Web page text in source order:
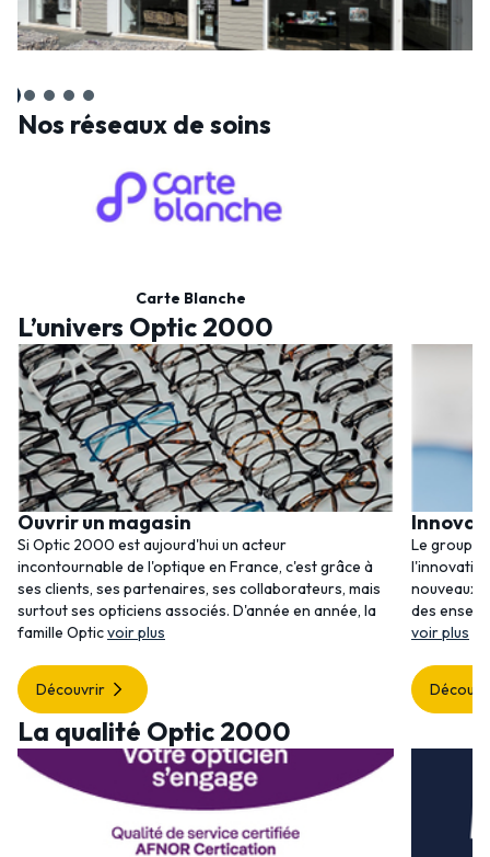
Nos réseaux de soins
Carte Blanche
L’univers Optic 2000
Ouvrir un magasin
Si Optic 2000 est aujourd'hui un acteur
incontournable de l'optique en France, c'est grâce à
ses clients, ses partenaires, ses collaborateurs, mais
surtout ses opticiens associés. D'année en année, la
famille Opticvoir plus
Découvrir
Le
nouveaux
des
voir plus
La qualité Optic 2000